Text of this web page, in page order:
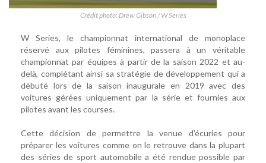
Crédit photo: Drew Gibson / W Series
W Series, le championnat international de monoplace
réservé aux pilotes féminines, passera à un véritable
championnat par équipes à partir de la saison 2022 et au-
delà, complétant ainsi sa stratégie de développement qui a
débuté lors de la saison inaugurale en 2019 avec des
voitures gérées uniquement par la série et fournies aux
pilotes avant les courses.
Cette décision de permettre la venue d’écuries pour
préparer les voitures comme on le retrouve dans la plupart
des séries de sport automobile a été rendue possible par